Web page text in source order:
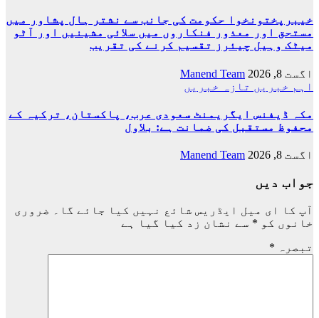
خیبرپختونخوا حکومت کی جانب سے نشتر ہال پشاور میں
مستحق اور معذور فنکاروں میں سلائی مشینیں اور آٹو
میٹک وہیل چیئرز تقسیم کرنے کی تقریب
اگست 8, 2026
Manend Team
اہم خبریں تازہ خبریں
مکہ ڈیفنس ایگریمنٹ سعودی عرب، پاکستان، ترکیہ کے
محفوظ مستقبل کی ضمانت ہے: بلاول
اگست 8, 2026 Manend Team
جواب دیں
آپ کا ای میل ایڈریس شائع نہیں کیا جائے گا۔
ضروری
خانوں کو * سے نشان زد کیا گیا ہے
تبصرہ *